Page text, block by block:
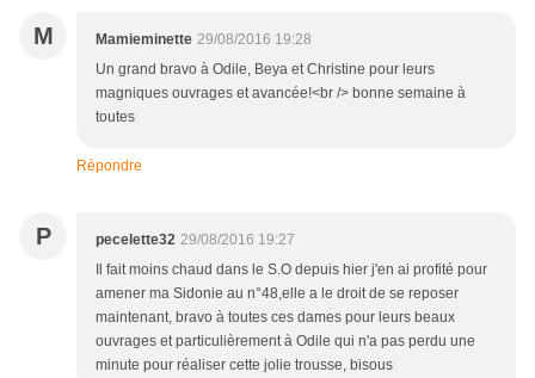
M Mamieminette 29/08/2016 19:28
Un grand bravo à Odile, Beya et Christine pour leurs
magniques ouvrages et avancée!<br /> bonne semaine à
toutes
Répondre
P pecelette32 29/08/2016 19:27
Il fait moins chaud dans le S.O depuis hier j'en ai profité pour
amener ma Sidonie au n°48,elle a le droit de se reposer
maintenant, bravo à toutes ces dames pour leurs beaux
ouvrages et particulièrement à Odile qui n'a pas perdu une
minute pour réaliser cette jolie trousse, bisous